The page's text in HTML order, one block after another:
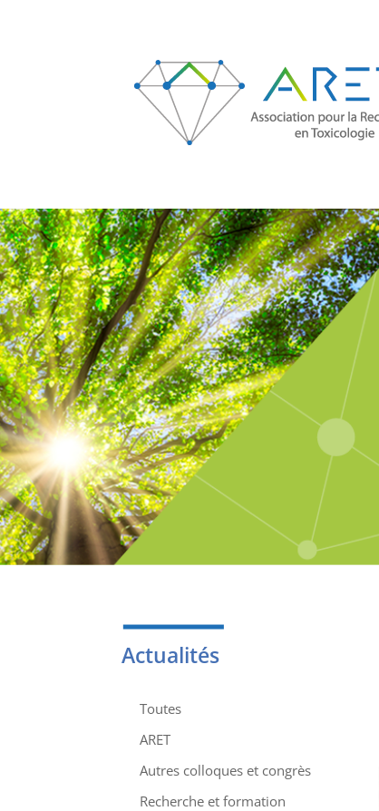
Actualités
Toutes
ARET
Autres colloques et congrès
Recherche et formation